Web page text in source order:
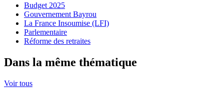
Budget 2025
Gouvernement Bayrou
La France Insoumise (LFI)
Parlementaire
Réforme des retraites
Dans la même thématique
Voir tous